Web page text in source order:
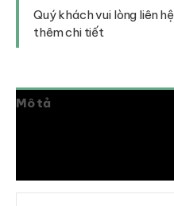
Quý khách vui lòng liên hệ
thêm chi tiết
Mô tả